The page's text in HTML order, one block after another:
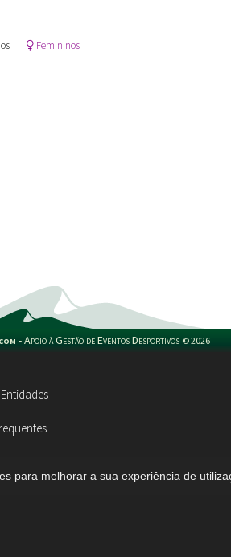
Femininos
-Apoio à Gestão de Eventos Desportivos ©2026
para melhorar a sua experiência de